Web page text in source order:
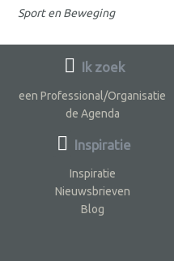
Sport en Beweging
Ik zoek
een Professional/Organisatie
de Agenda
Inspiratie
Inspiratie
Nieuwsbrieven
Blog